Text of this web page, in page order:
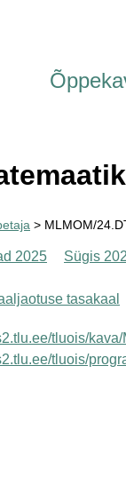
> MLMOM/
2025 Sügis
tasakaal
tluois/
tluois/